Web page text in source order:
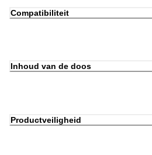
Compatibiliteit
Inhoud van de doos
Productveiligheid